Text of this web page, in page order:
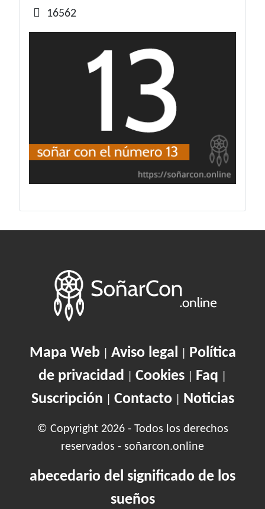
16562
Mapa Web| Aviso legal
Política
de privacidad
Cookies Faq
Suscripción Contacto| Noticias
© Copyright 2026 - Todos los derechos
reservados - soñarcon.online
abecedario del significado de los
sueños